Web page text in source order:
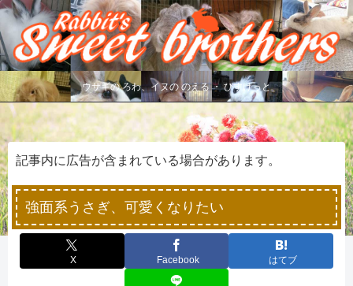
ウサギの ろわ、イヌの のえる ・ びすけっと
記事内に広告が含まれている場合があります。
強面系うさぎ、可愛くなりたい
X Facebook はてブ